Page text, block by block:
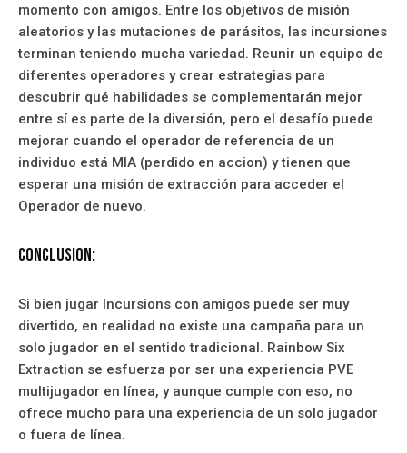
momento con amigos. Entre los objetivos de misión
aleatorios y las mutaciones de parásitos, las incursiones
terminan teniendo mucha variedad. Reunir un equipo de
diferentes operadores y crear estrategias para
descubrir qué habilidades se complementarán mejor
entre sí es parte de la diversión, pero el desafío puede
mejorar cuando el operador de referencia de un
individuo está MIA (perdido en accion) y tienen que
esperar una misión de extracción para acceder el
Operador de nuevo.
Conclusion:
Si bien jugar Incursions con amigos puede ser muy
divertido, en realidad no existe una campaña para un
solo jugador en el sentido tradicional. Rainbow Six
Extraction se esfuerza por ser una experiencia PVE
multijugador en línea, y aunque cumple con eso, no
ofrece mucho para una experiencia de un solo jugador
o fuera de línea.